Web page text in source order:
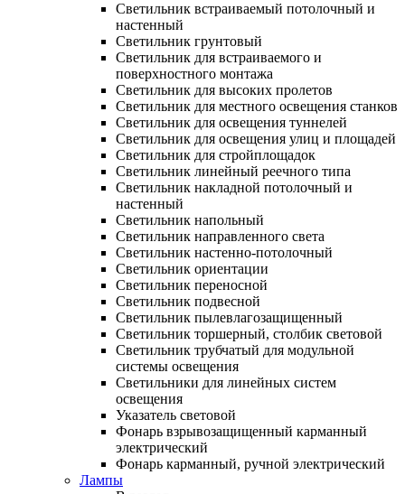
Светильник встраиваемый потолочный и
настенный
Светильник грунтовый
Светильник для встраиваемого и
поверхностного монтажа
Светильник для высоких пролетов
Светильник для местного освещения станков
Светильник для освещения туннелей
Светильник для освещения улиц и площадей
Светильник для стройплощадок
Светильник линейный реечного типа
Светильник накладной потолочный и
настенный
Светильник напольный
Светильник направленного света
Светильник настенно-потолочный
Светильник ориентации
Светильник переносной
Светильник подвесной
Светильник пылевлагозащищенный
Светильник торшерный, столбик световой
Светильник трубчатый для модульной
системы освещения
Светильники для линейных систем
освещения
Указатель световой
Фонарь взрывозащищенный карманный
электрический
Фонарь карманный, ручной электрический
Лампы